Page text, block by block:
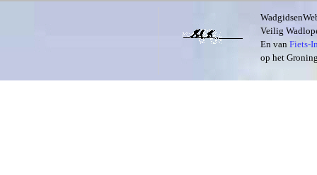
Veilig
En van Fiets-
op het